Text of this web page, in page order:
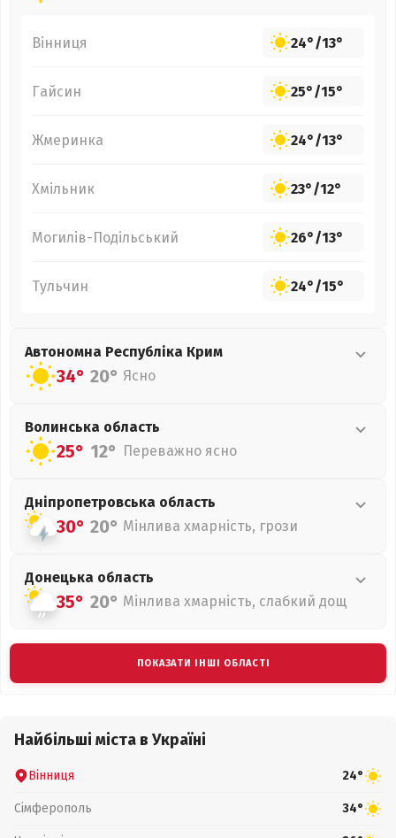
Вінниця 24°/13°
Гайсин 25°/15°
Жмеринка 24°/13°
Хмільник 23°/12°
Могилів-Подільський 26°/13°
Тульчин 24°/15°
Автономна Республіка Крим
34° 20° Ясно
Волинська область
25° 12° Переважно ясно
Дніпропетровська область
30° 20° Мінлива хмарність, грози
Донецька область
35° 20° Мінлива хмарність, слабкий дощ
ПОКАЗАТИ ІНШІ ОБЛАСТІ
Найбільші міста в Україні
Вінниця 24°
Сімферополь 34°